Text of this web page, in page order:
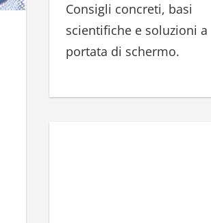
Consigli concreti, basi
scientifiche e soluzioni a
portata di schermo.